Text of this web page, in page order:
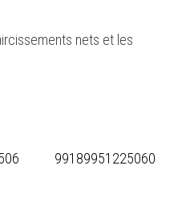
nets et les
99189951225060